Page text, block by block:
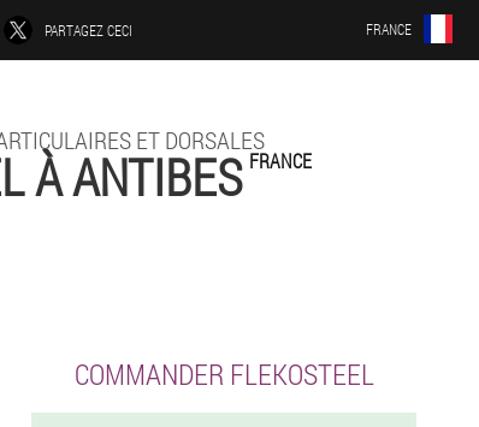
PARTAGEZ CECI FRANCE
ET DORSALES
À ANTIBES FRANCE
COMMANDER FLEKOSTEEL